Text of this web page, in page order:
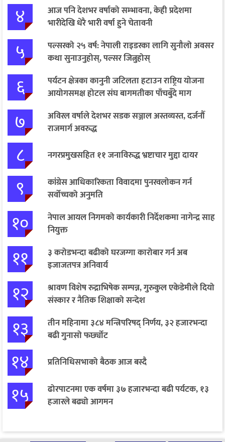
४
आज पनि देशभर वर्षाको सम्भावना, केही प्रदेशमा
भारीदेखि धेरै भारी वर्षा हुने चेतावनी
५
पल्सरको २५ वर्ष: नेपाली राइडरका लागि सुनौलो अवसर
कथा सुनाउनुहोस्, पल्सर जित्नुहोस्
६
पर्यटन क्षेत्रका कानुनी जटिलता हटाउन राष्ट्रिय योजना
आयोगसमक्ष होटल संघ बागमतीका पाँचबुँदे माग
७
अविरल वर्षाले देशभर सडक सञ्जाल अस्तव्यस्त, दर्जनौँ
राजमार्ग अवरुद्ध
८ नगरप्रमुखसहित ११ जनाविरुद्ध भ्रष्टाचार मुद्दा दायर
९
कांग्रेस आधिकारिकता विवादमा पुनरवलोकन गर्न
सर्वोच्चको अनुमति
१०
नेपाल आयल निगमको कार्यकारी निर्देशकमा नागेन्द्र साह
नियुक्त
११
३ करोडभन्दा बढीको घरजग्गा कारोबार गर्न अब
इजाजतपत्र अनिवार्य
१२
श्रावण विशेष रुद्राभिषेक सम्पन्न, गुरुकुल एकेडेमीले दियो
संस्कार र नैतिक शिक्षाको सन्देश
१३
तीन महिनामा ३८४ मन्त्रिपरिषद् निर्णय, ३२ हजारभन्दा
बढी गुनासो फर्छ्योट
१४ प्रतिनिधिसभाको बैठक आज बस्दै
१५
ढोरपाटनमा एक वर्षमा ३७ हजारभन्दा बढी पर्यटक, १३
हजारले बढ्यो आगमन